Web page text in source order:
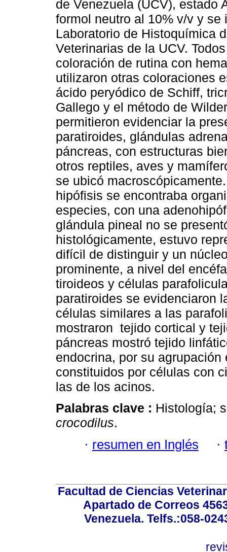
de Venezuela (UCV), estado
formol neutro al 10% v/v y
Laboratorio de Histoquímica
Veterinarias de la UCV.
coloración de rutina con
utilizaron otras coloraciones
ácido peryódico de Schiff,
Gallego y el método de
permitieron evidenciar la
paratiroides, glándulas
páncreas, con estructuras
otros reptiles, aves y
se ubicó
hipófisis se encontraba
especies, con una
glándula pineal no se
histológicamente, estuvo
difícil de distinguir y un
prominente, a nivel del
tiroideos y células
paratiroides se evidenciaron
células similares a las
mostraron tejido cortical y
páncreas mostró tejido
endocrina, por su
constituidos por células con
las de los acinos.
Palabras clave : Histología;
crocodilus.
· resumen en Inglés ·
Facultad de Ciencias
Apartado de Correos
Venezuela. Telfs.:058-